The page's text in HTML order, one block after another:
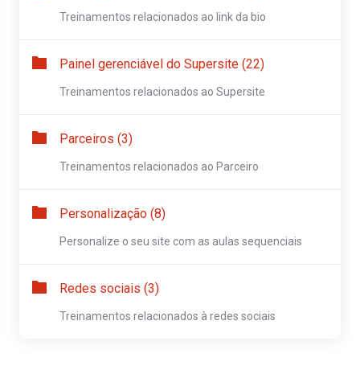
Treinamentos relacionados ao link da bio
Painel gerenciável do Supersite (22)
Treinamentos relacionados ao Supersite
Parceiros (3)
Treinamentos relacionados ao Parceiro
Personalização (8)
Personalize o seu site com as aulas sequenciais
Redes sociais (3)
Treinamentos relacionados à redes sociais